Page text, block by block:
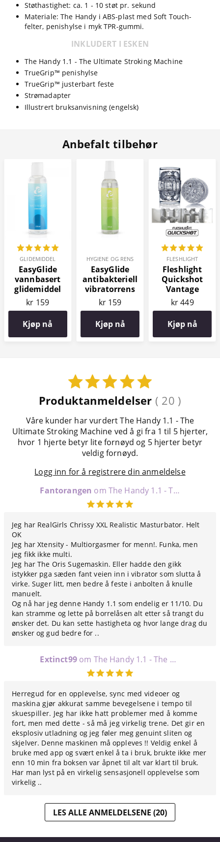
Støthastighet: ca. 1 - 10 støt pr. sekund
Materiale: The Handy i ABS-plast med Soft Touch-
felter, penishylse i myk TPR-gummi.
INKLUDERT I ESKEN
The Handy 1.1 - The Ultimate Stroking Machine
TrueGrip™ penishylse
TrueGrip™ justerbart feste
Strømadapter
Illustrert bruksanvisning (engelsk)
Anbefalt tilbehør
GLIDEMIDDEL
EasyGlide
vannbasert
glidemiddel
150 ml
kr 159
Kjøp nå
HYGIENE OG RENS
EasyGlide
antibakteriell
vibratorrens
150 ml
kr 159
Kjøp nå
FLESHLIGHT
Fleshlight
Quickshot
Vantage
kr 449
Kjøp nå
Produktanmeldelser ( 20 )
Våre kunder har vurdert The Handy 1.1 - The
Ultimate Stroking Machine ved å gi fra 1 til 5 hjerter,
hvor 1 hjerte betyr lite fornøyd og 5 hjerter betyr
veldig fornøyd.
Logg inn for å registrere din anmeldelse
Fantorangen om The Handy 1.1 - The Ultimate Stroking Machine
Jeg har RealGirls Chrissy XXL Realistic Masturbator. Helt
OK
Jeg har Xtensity - Multiorgasmer for menn!. Funka, men
jeg fikk ikke multi.
Jeg har The Oris Sugemaskin. Eller hadde den gikk
istykker pga sæden fant veien inn i vibrator som slutta å
virke. Suger litt, men bedre å feste i anbolten å knulle
manuelt.
Og nå har jeg denne Handy 1.1 som endelig er 11/10. Du
kan stramme og lette på borrelåsen alt etter så trangt du
ønsker det. Du kan sette hastigheta og hvor lange drag du
ønsker og gud bedre for ..
Extinct99om The Handy 1.1 - The Ultimate Stroking Machine
Herregud for en opplevelse, sync med videoer og
maskina gjør akkurat samme bevegelsene i tempo til
skuespiller. Jeg har ikke hatt problemer med å komme
fort, men med dette - så må jeg virkelig trene. Det gir en
eksplosiv utladning og jeg føler meg genuint sliten og
skjelver. Denne maskinen må oppleves !! Veldig enkel å
bruke med app og svært enkel å ta i bruk, brukte ikke mer
enn 10 min fra boksen var åpnet til alt var klart til bruk.
Har man lyst på en virkelig sensasjonell opplevelse som
virkelig ..
LES ALLE ANMELDELSENE (20)